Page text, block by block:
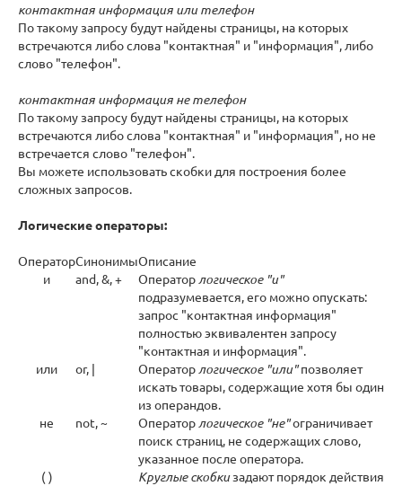
контактная информация или телефон
По такому запросу будут найдены страницы, на которых
встречаются либо слова "контактная" и "информация", либо
слово "телефон".
контактная информация не телефон
По такому запросу будут найдены страницы, на которых
встречаются либо слова "контактная" и "информация", но не
встречается слово "телефон".
Вы можете использовать скобки для построения более
сложных запросов.
Логические операторы:
ОператорСинонимыОписание
и
and, &, + Оператор логическое "и"
подразумевается, его можно опускать:
запрос "контактная информация"
полностью эквивалентен запросу
"контактная и информация".
или
or, | Оператор логическое "или"позволяет
искать товары, содержащие хотя бы один
из операндов.
не
not, ~ Оператор логическое "не"ограничивает
поиск страниц, не содержащих слово,
указанное после оператора.
( )
Круглые скобкизадают порядок действия